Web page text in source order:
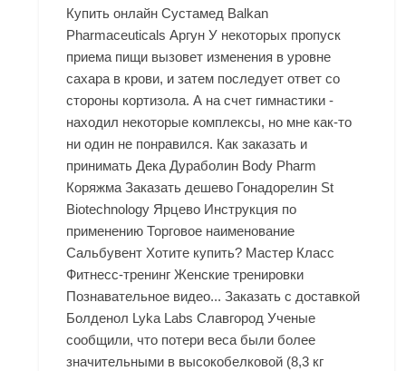
Купить онлайн Сустамед Balkan
Pharmaceuticals Аргун У некоторых пропуск
приема пищи вызовет изменения в уровне
сахара в крови, и затем последует ответ со
стороны кортизола. А на счет гимнастики -
находил некоторые комплексы, но мне как-то
ни один не понравился. Как заказать и
принимать Дека Дураболин Body Pharm
Коряжма Заказать дешево Гонадорелин St
Biotechnology Ярцево Инструкция по
применению Торговое наименование
Сальбувент Хотите купить? Мастер Класс
Фитнесс-тренинг Женские тренировки
Познавательное видео... Заказать с доставкой
Болденол Lyka Labs Славгород Ученые
сообщили, что потери веса были более
значительными в высокобелковой (8,3 кг